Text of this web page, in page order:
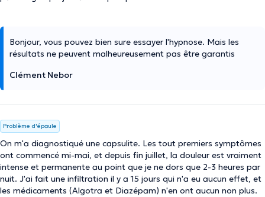
Bonjour, vous pouvez bien sure essayer l'hypnose. Mais les
résultats ne peuvent malheureusement pas être garantis
Clément Nebor
Problème d'épaule
On m'a diagnostiqué une capsulite. Les tout premiers symptômes
ont commencé mi-mai, et depuis fin juillet, la douleur est vraiment
intense et permanente au point que je ne dors que 2-3 heures par
nuit. J'ai fait une infiltration il y a 15 jours qui n'a eu aucun effet, et
les médicaments (Algotra et Diazépam) n'en ont aucun non plus.